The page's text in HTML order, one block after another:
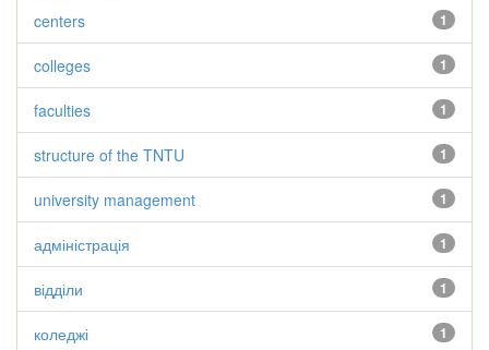
1
centers
1
colleges
1
faculties
1
structure of the TNTU
1
university management
1
адміністрація
1
відділи
1
коледжі